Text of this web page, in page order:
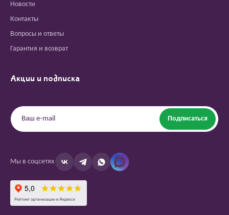
Новости
Контакты
Вопросы и ответы
Гарантия и возврат
Акции и подписка
Подписаться
Мы в соцсетях